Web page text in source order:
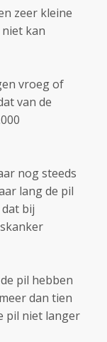
zeer kleine
kan
vroeg of
van de
nog steeds
lang de pil
bij
pil hebben
dan tien
pil niet langer